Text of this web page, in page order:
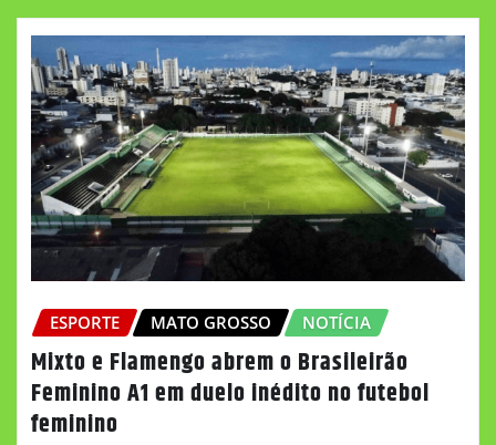
ESPORTE MATO GROSSO NOTÍCIA
Mixto e Flamengo abrem o Brasileirão
Feminino A1 em duelo inédito no futebol
feminino